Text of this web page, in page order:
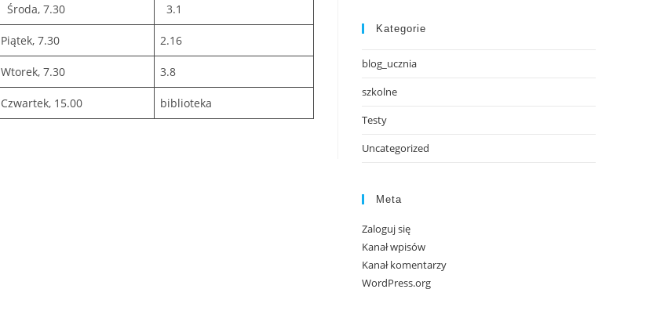
Środa, 7.30 3.1
Piątek, 7.30 2.16
Wtorek, 7.30 3.8
Czwartek, 15.00 biblioteka
Kategorie
blog_ucznia
szkolne
Testy
Uncategorized
Meta
Zaloguj się
Kanał wpisów
Kanał komentarzy
WordPress.org